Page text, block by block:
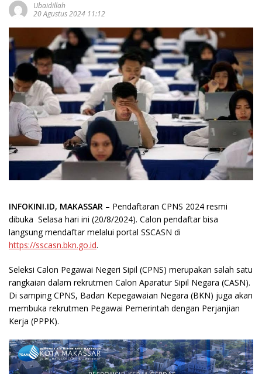
Ubaidillah
20 Agustus 2024 11:12
INFOKINI.ID, MAKASSAR – Pendaftaran CPNS 2024 resmi
dibuka Selasa hari ini (20/8/2024). Calon pendaftar bisa
langsung mendaftar melalui portal SSCASN di
https://sscasn.bkn.go.id.
Seleksi Calon Pegawai Negeri Sipil (CPNS) merupakan salah satu
rangkaian dalam rekrutmen Calon Aparatur Sipil Negara (CASN).
Di samping CPNS, Badan Kepegawaian Negara (BKN) juga akan
membuka rekrutmen Pegawai Pemerintah dengan Perjanjian
Kerja (PPPK).